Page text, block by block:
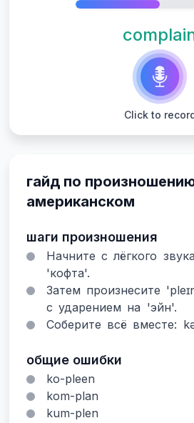
гайд по
американском
шаги произношения
Начните с лёгкого
'кофта'.
Затем произнесите
с ударением на 'эйн'.
Соберите всё вместе:
общие ошибки
ko-pleen
kom-plan
kum-plen
Click to